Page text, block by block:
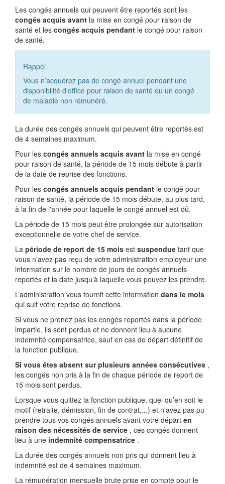
Les congés annuels qui peuvent être reportés sont les
congés acquis avant la mise en congé pour raison de
santé et les congés acquis pendant le congé pour raison
de santé.
Rappel
Vous n’acquérez pas de congé annuel pendant une
disponibilité d’office pour raison de santé ou un congé
de maladie non rémunéré.
La durée des congés annuels qui peuvent être reportés est
de 4 semaines maximum.
Pour les congés annuels acquis avant la mise en congé
pour raison de santé, la période de 15 mois débute à partir
de la date de reprise des fonctions.
Pour les congés annuels acquis pendant le congé pour
raison de santé, la période de 15 mois débute, au plus tard,
à la fin de l'année pour laquelle le congé annuel est dû.
La période de 15 mois peut être prolongée sur autorisation
exceptionnelle de votre chef de service.
La période de report de 15 mois est suspendue tant que
vous n’avez pas reçu de votre administration employeur une
information sur le nombre de jours de congés annuels
reportés et la date jusqu’à laquelle vous pouvez les prendre.
L’administration vous fournit cette information dans le mois
qui suit votre reprise de fonctions.
Si vous ne prenez pas les congés reportés dans la période
impartie, ils sont perdus et ne donnent lieu à aucune
indemnité compensatrice, sauf en cas de départ définitif de
la fonction publique.
Si vous êtes absent sur plusieurs années consécutives ,
les congés non pris à la fin de chaque période de report de
15 mois sont perdus.
Lorsque vous quittez la fonction publique, quel qu’en soit le
motif (retraite, démission, fin de contrat,...) et n'avez pas pu
prendre tous vos congés annuels avant votre départ en
raison des nécessités de service , ces congés donnent
lieu à une indemnité compensatrice .
La durée des congés annuels non pris qui donnent lieu à
indemnité est de 4 semaines maximum.
La rémunération mensuelle brute prise en compte pour le